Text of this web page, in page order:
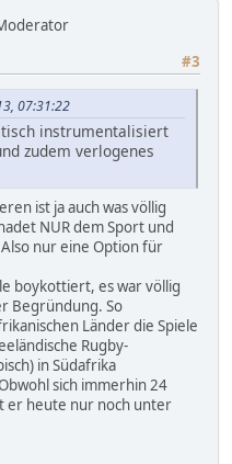
#3
07:31:22
instrumentalisiert
zudem verlogenes
ist ja auch was völlig
NUR dem Sport und
nur eine Option für
boykottiert, es war völlig
Begründung. So
Länder die Spiele
Rugby-
in Südafrika
sich immerhin 24
er heute nur noch unter